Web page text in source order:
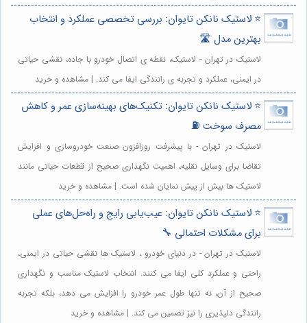
⭐️ لاستیک نانکن تایوان: بررسی تخصصی عملکرد و انتخاب
بهترین مدل 🛣️
لاستیک در تهران - لاستیک، نقطه ی اتصال خودرو با جاده، نقشی حیاتی
در ایمنی، عملکرد و تجربه ی رانندگی ایفا می کند. | مشاهده و خرید
⭐️ لاستیک نانکن تایوان: تکنیک‌های بهینه‌سازی عمر و کاهش
مصرف سوخت ⛽
لاستیک در تهران - با پیشرفت روزافزون صنعت خودروسازی و افزایش
تقاضا برای وسایل نقلیه، اهمیت نگهداری صحیح از قطعات حیاتی مانند
لاستیک ها بیش از پیش نمایان شده است. | مشاهده و خرید
⭐️ لاستیک نانکن تایوان: عیب‌یابی رایج و راه‌حل‌های عملی
برای مشکلات احتمالی 🔧
لاستیک در تهران - در دنیای خودرو ، لاستیک ها نقشی حیاتی در ایمنی،
راحتی و عملکرد کلی ایفا می کنند. انتخاب لاستیک مناسب و نگهداری
صحیح از آن، نه تنها طول عمر خودرو را افزایش می دهد، بلکه تجربه
رانندگی دلپذیری را نیز تضمین می کند. | مشاهده و خرید